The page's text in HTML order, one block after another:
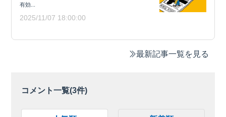
有効...
2025/11/07 18:00:00
最新記事一覧を見る
コメント一覧(3件)